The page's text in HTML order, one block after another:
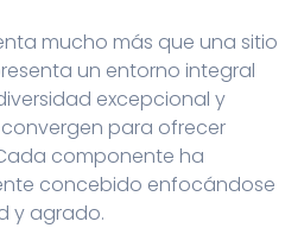
mucho más que una sitio
un entorno integral
excepcional y
para ofrecer
componente ha
concebido enfocándose
y agrado.